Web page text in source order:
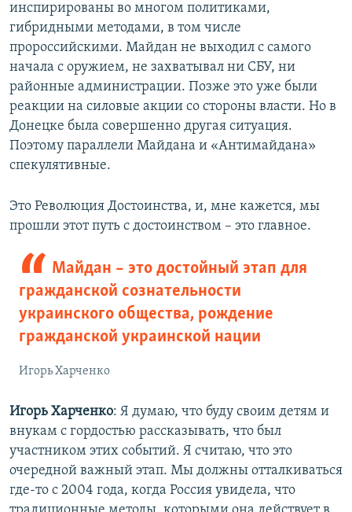
инспирированы во многом политиками,
гибридными методами, в том числе
пророссийскими. Майдан не выходил с самого
начала с оружием, не захватывал ни СБУ, ни
районные администрации. Позже это уже были
реакции на силовые акции со стороны власти. Но в
Донецке была совершенно другая ситуация.
Поэтому параллели Майдана и «Антимайдана»
спекулятивные.
Это Революция Достоинства, и, мне кажется, мы
прошли этот путь с достоинством – это главное.
Майдан – это достойный этап для
гражданской сознательности
украинского общества, рождение
гражданской украинской нации
Игорь Харченко
Игорь Харченко: Я думаю, что буду своим детям и
внукам с гордостью рассказывать, что был
участником этих событий. Я считаю, что это
очередной важный этап. Мы должны отталкиваться
где-то с 2004 года, когда Россия увидела, что